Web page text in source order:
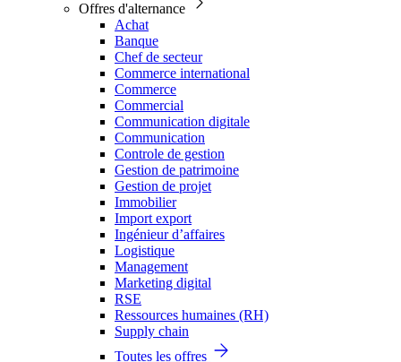
Offres d'alternance
Achat
Banque
Chef de secteur
Commerce international
Commerce
Commercial
Communication digitale
Communication
Controle de gestion
Gestion de patrimoine
Gestion de projet
Immobilier
Import export
Ingénieur d’affaires
Logistique
Management
Marketing digital
RSE
Ressources humaines (RH)
Supply chain
Toutes les offres